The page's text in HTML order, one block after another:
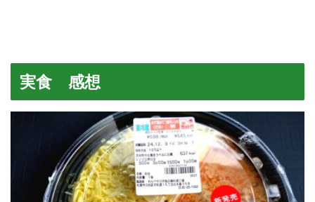
実食 感想